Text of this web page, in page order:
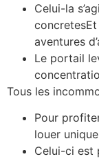
Celui-la
concretesEt
aventures
Le portail
Tous les
Pour
louer
Celui-ci est